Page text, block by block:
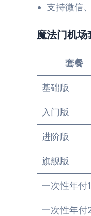
支持微信
魔法门机场
套餐
基础版
入门版
进阶版
旗舰版
一次性年付1
一次性年付